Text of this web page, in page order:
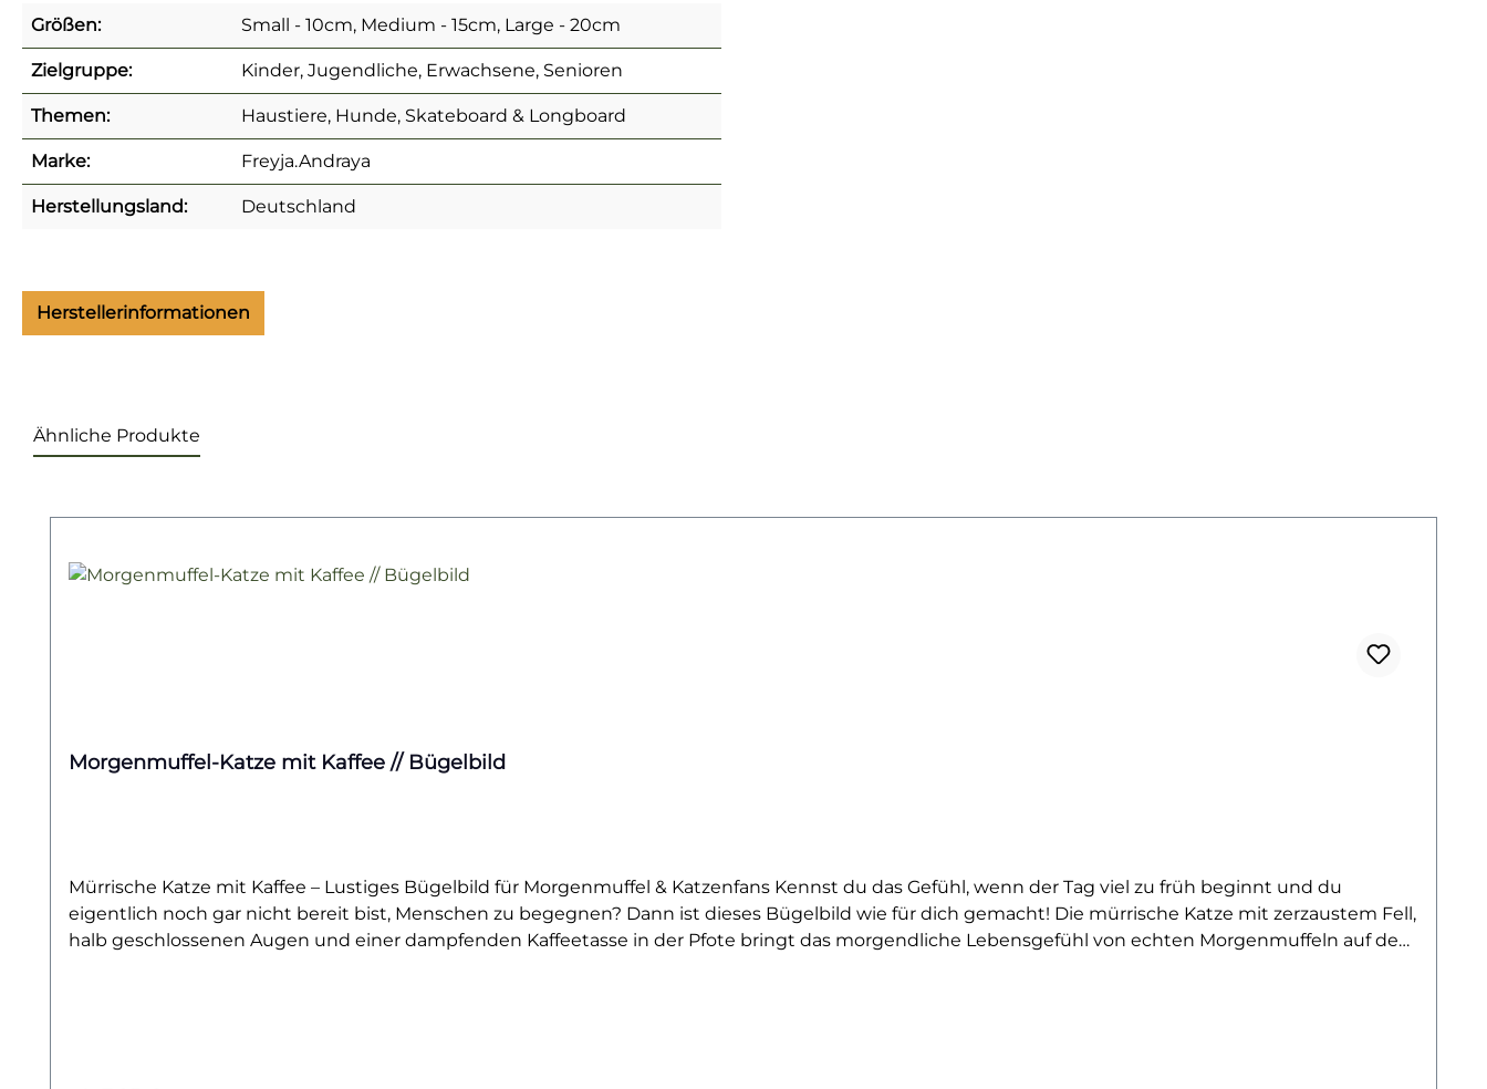
Größen: Small - 10cm, Medium - 15cm, Large - 20cm
Zielgruppe: Kinder, Jugendliche, Erwachsene, Senioren
Themen: Haustiere, Hunde, Skateboard & Longboard
Marke: Freyja.Andraya
Herstellungsland: Deutschland
Herstellerinformationen
Ähnliche Produkte
Morgenmuffel-Katze mit Kaffee // Bügelbild
Mürrische Katze mit Kaffee – Lustiges Bügelbild für Morgenmuffel & Katzenfans Kennst du das Gefühl, wenn der Tag viel zu früh beginnt und du
eigentlich noch gar nicht bereit bist, Menschen zu begegnen? Dann ist dieses Bügelbild wie für dich gemacht! Die mürrische Katze mit zerzaustem Fell,
halb geschlossenen Augen und einer dampfenden Kaffeetasse in der Pfote bringt das morgendliche Lebensgefühl von echten Morgenmuffeln auf den